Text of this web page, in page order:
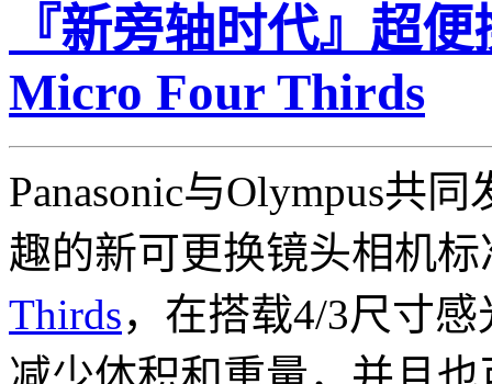
『新旁轴时代』超
Micro Four Thirds
Panasonic与Olympus共
趣的新可更换镜头相机标
Thirds，在搭载4/3尺寸